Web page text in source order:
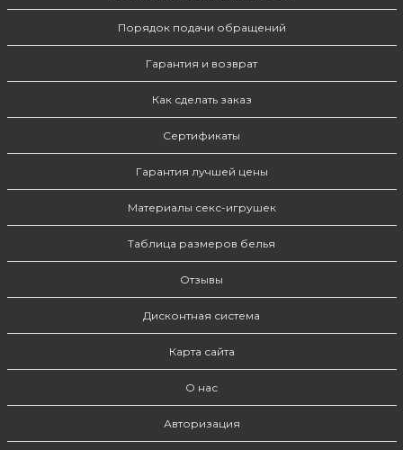
Порядок подачи обращений
Гарантия и возврат
Как сделать заказ
Сертификаты
Гарантия лучшей цены
Материалы секс-игрушек
Таблица размеров белья
Отзывы
Дисконтная система
Карта сайта
О нас
Авторизация